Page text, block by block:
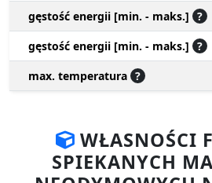
gęstość energii [min. - maks.] ?
gęstość energii [min. - maks.] ?
max. temperatura ?
WŁASNOŚCI
SPIEKANYCH